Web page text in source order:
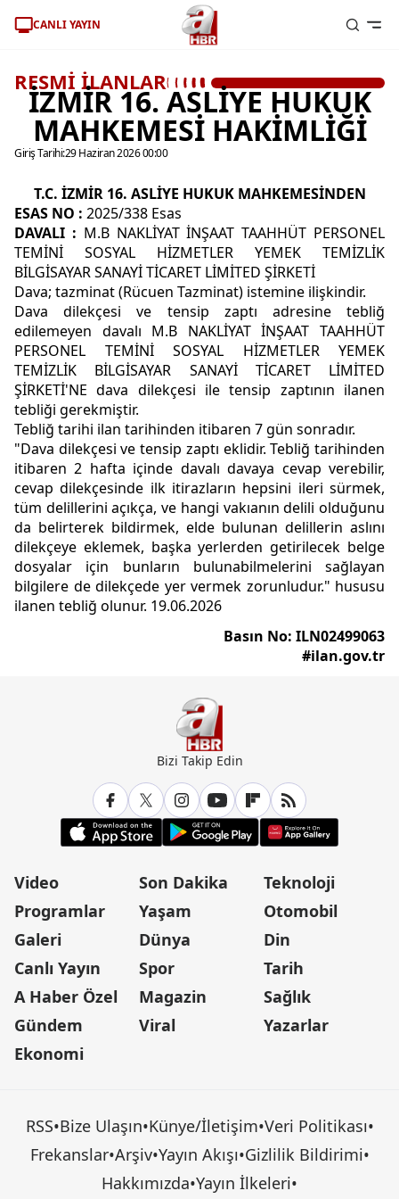
CANLI YAYIN
RESMİ İLANLAR
İZMİR 16. ASLİYE HUKUK
MAHKEMESİ HAKİMLİĞİ
Giriş Tarihi:29 Haziran 2026 00:00
T.C. İZMİR 16. ASLİYE HUKUK MAHKEMESİNDEN
ESAS NO : 2025/338 Esas
DAVALI : M.B NAKLİYAT İNŞAAT TAAHHÜT PERSONEL
TEMİNİ SOSYAL HİZMETLER YEMEK TEMİZLİK
BİLGİSAYAR SANAYİ TİCARET LİMİTED ŞİRKETİ
Dava; tazminat (Rücuen Tazminat) istemine ilişkindir.
Dava dilekçesi ve tensip zaptı adresine tebliğ
edilemeyen davalı M.B NAKLİYAT İNŞAAT TAAHHÜT
PERSONEL TEMİNİ SOSYAL HİZMETLER YEMEK
TEMİZLİK BİLGİSAYAR SANAYİ TİCARET LİMİTED
ŞİRKETİ'NE dava dilekçesi ile tensip zaptının ilanen
tebliği gerekmiştir.
Tebliğ tarihi ilan tarihinden itibaren 7 gün sonradır.
"Dava dilekçesi ve tensip zaptı eklidir. Tebliğ tarihinden
itibaren 2 hafta içinde davalı davaya cevap verebilir,
cevap dilekçesinde ilk itirazların hepsini ileri sürmek,
tüm delillerini açıkça, ve hangi vakıanın delili olduğunu
da belirterek bildirmek, elde bulunan delillerin aslını
dilekçeye eklemek, başka yerlerden getirilecek belge
dosyalar için bunların bulunabilmelerini sağlayan
bilgilere de dilekçede yer vermek zorunludur." hususu
ilanen tebliğ olunur. 19.06.2026
Basın No: ILN02499063
#ilan.gov.tr
Bizi Takip Edin
Video
Programlar
Galeri
Canlı Yayın
A Haber Özel
Gündem
Ekonomi
Son Dakika
Yaşam
Dünya
Spor
Magazin
Viral
Teknoloji
Otomobil
Din
Tarih
Sağlık
Yazarlar
RSS•Bize Ulaşın•Künye/İletişim•Veri Politikası•
Frekanslar•Arşiv•Yayın Akışı•Gizlilik Bildirimi•
Hakkımızda•Yayın İlkeleri•